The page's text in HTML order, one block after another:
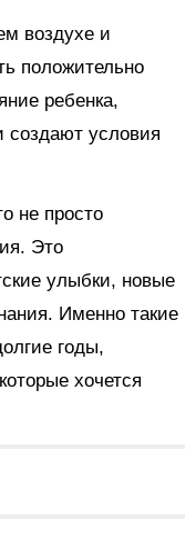
воздухе и
положительно
ребенка,
создают условия
не просто
Это
улыбки, новые
Именно такие
годы,
хочется